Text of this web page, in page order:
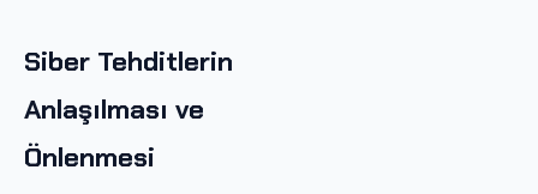
Siber Tehditlerin
Anlaşılması ve
Önlenmesi